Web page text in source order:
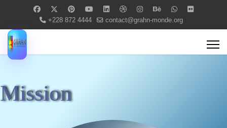
+228 872 4444 contact@grahn-monde.org
Mission